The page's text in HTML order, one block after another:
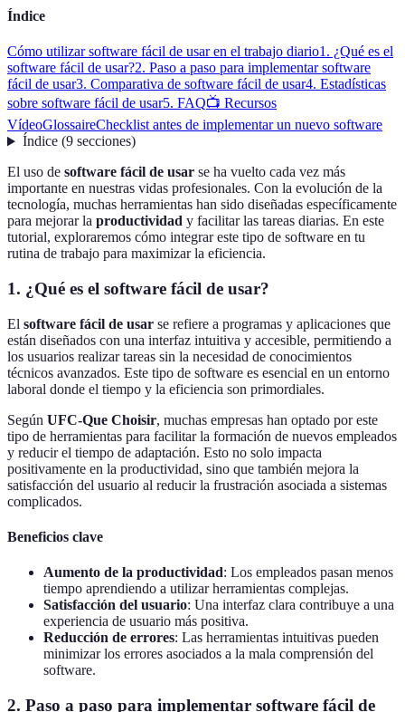
Índice
Cómo utilizar software fácil de usar en el trabajo diario1. ¿Qué es el
software fácil de usar?2. Paso a paso para implementar software
fácil de usar3. Comparativa de software fácil de usar4. Estadísticas
sobre software fácil de usar5. FAQ📺 Recursos
VídeoGlossaireChecklist antes de implementar un nuevo software
Índice(9 secciones)
El uso de software fácil de usar se ha vuelto cada vez más
importante en nuestras vidas profesionales. Con la evolución de la
tecnología, muchas herramientas han sido diseñadas específicamente
para mejorar la productividad y facilitar las tareas diarias. En este
tutorial, exploraremos cómo integrar este tipo de software en tu
rutina de trabajo para maximizar la eficiencia.
1. ¿Qué es el software fácil de usar?
El software fácil de usar se refiere a programas y aplicaciones que
están diseñados con una interfaz intuitiva y accesible, permitiendo a
los usuarios realizar tareas sin la necesidad de conocimientos
técnicos avanzados. Este tipo de software es esencial en un entorno
laboral donde el tiempo y la eficiencia son primordiales.
Según UFC-Que Choisir, muchas empresas han optado por este
tipo de herramientas para facilitar la formación de nuevos empleados
y reducir el tiempo de adaptación. Esto no solo impacta
positivamente en la productividad, sino que también mejora la
satisfacción del usuario al reducir la frustración asociada a sistemas
complicados.
Beneficios clave
Aumento de la productividad: Los empleados pasan menos
tiempo aprendiendo a utilizar herramientas complejas.
Satisfacción del usuario: Una interfaz clara contribuye a una
experiencia de usuario más positiva.
Reducción de errores: Las herramientas intuitivas pueden
minimizar los errores asociados a la mala comprensión del
software.
2. Paso a paso para implementar software fácil de